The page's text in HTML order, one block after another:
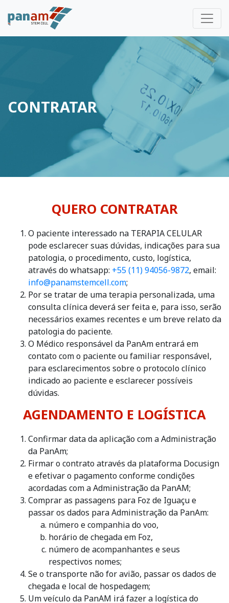
CONTRATAR
QUERO CONTRATAR
O paciente interessado na TERAPIA CELULAR
pode esclarecer suas dúvidas, indicações para sua
patologia, o procedimento, custo, logística,
através do whatsapp: +55 (11) 94056-9872, email:
info@panamstemcell.com;
Por se tratar de uma terapia personalizada, uma
consulta clínica deverá ser feita e, para isso, serão
necessários exames recentes e um breve relato da
patologia do paciente.
O Médico responsável da PanAm entrará em
contato com o paciente ou familiar responsável,
para esclarecimentos sobre o protocolo clínico
indicado ao paciente e esclarecer possíveis
dúvidas.
AGENDAMENTO E LOGÍSTICA
Confirmar data da aplicação com a Administração
da PanAm;
Firmar o contrato através da plataforma Docusign
e efetivar o pagamento conforme condições
acordadas com a Administração da PanAM;
Comprar as passagens para Foz de Iguaçu e
passar os dados para Administração da PanAm:
número e companhia do voo,
horário de chegada em Foz,
número de acompanhantes e seus
respectivos nomes;
Se o transporte não for avião, passar os dados de
chegada e local de hospedagem;
Um veículo da PanAM irá fazer a logística do